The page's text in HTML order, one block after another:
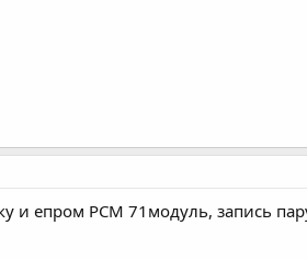
и епром PCM 71модуль, запись